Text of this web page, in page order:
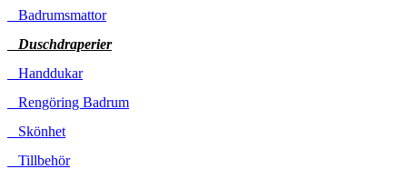
Badrumsmattor
Duschdraperier
Handdukar
Rengöring Badrum
Skönhet
Tillbehör